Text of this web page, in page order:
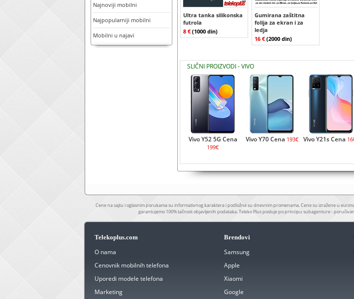
Najnoviji mobilni
Najpopularniji mobilni
Mobilni u najavi
Ultra tanka silikonska
futrola
8 € (1000 din)
Gumirana zaštitna
folija za ekran i za
ledja
16 € (2000 din)
SLIČNI PROIZVODI - VIVO
Vivo Y52 5G Cena
199€
Vivo Y70 Cena 193€ Vivo Y21s Cena
Cene na sajtu i oglasnim porukama su informativnog karaktera i podložne su dnevnim promenama. Cene su izražene u
garantujemo 100% tačnost objavljenih podataka. Teleko Plus posluje po principu subagenture -
Telekoplus.com
O nama
Cenovnik mobilnih telefona
Uporedi modele telefona
Marketing
Brendovi
Samsung
Apple
Xiaomi
Google